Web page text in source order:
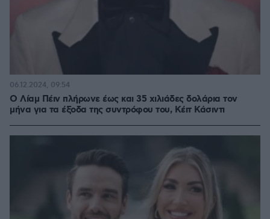
Ο Λίαμ Πέιν πλήρωνε έως και 35 χιλιάδες δολάρια τον
μήνα για τα έξοδα της συντρόφου του, Κέιτ Κάσιντι
06.12.2024, 09:54